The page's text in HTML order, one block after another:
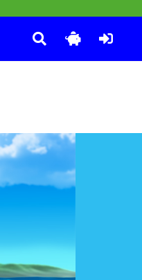
инструмент —
за
ночи, малыши!»